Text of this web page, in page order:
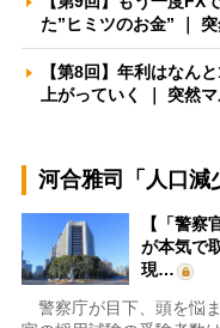
た”ヒミツのお金” ｜
【第8回】年利はなん
上がっていく ｜ 突然
河合雅司「人口減
【「警
が本気で
現…
警察庁が目下、頭を悩